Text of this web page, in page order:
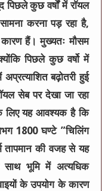
कुछ वर्षों में राॅयल
करना पड़ रहा है,
हैं। मुख्यतः मौसम
पिछले कुछ वर्षो में
बढ़ोतरी हुई
सेब पर देखा जा रहा
लिए यह आवश्यक है कि
1800 घण्टे ”चिलिंग
तापमान की वजह से यह
साथ भूमि में अत्यधिक
के उपयोग के कारण